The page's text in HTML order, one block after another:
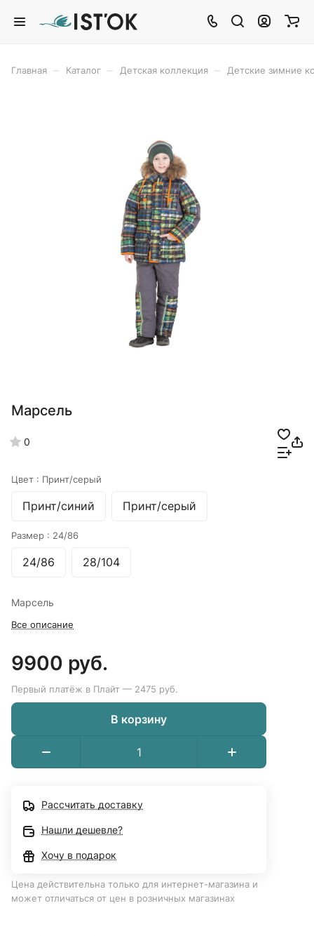
Главная Каталог Детская коллекция Детские зимние
Марсель
0
Цвет : Принт/серый
Принт/синий Принт/серый
Размер : 24/86
24/86 28/104
Марсель
Все описание
9900 руб.
Первый платёж в Плайт — 2475 руб.
В корзину
Рассчитать доставку
Нашли дешевле?
Хочу в подарок
Цена действительна только для интернет-магазина и
может отличаться от цен в розничных магазинах